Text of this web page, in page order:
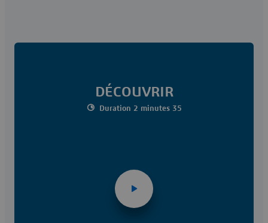
DÉCOUVRIR
Duration 2 minutes 35